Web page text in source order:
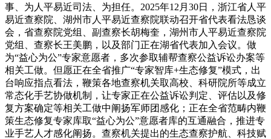
事、为人平易近司法、为担任。2025年12月30日，浙江省人平
易近查察院、湖州市人平易近查察院联动召开省代表看法恳谈
会，省查察院党组、副查察长胡梅奎，湖州市人平易近查察院
党组、查察长王美鹏，以及部门正在湖省代表加入会议。做
为“益心为公”专家意愿者，多次参取辅帮查察公益诉讼办案等
相关工做。但愿正在全省推广“专家智库+生态修复”模式，出
台响应指点看法，鞭策各地查察机关取高校、科研院所等成立
常态化手艺协做机制，让专家正在公益诉讼判定、评估以及修
复方案确定等相关工做中阐扬军师团感化；正在全省范畴内鞭
策生态修复专家库取“益心为公”意愿者库的互通融合，推进专
业手艺人才感化阐扬。查察机关提出的生态查察护航、科技赋